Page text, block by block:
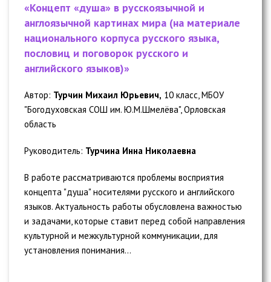
«Концепт «душа» в русскоязычной и
англоязычной картинах мира (на материале
национального корпуса русского языка,
пословиц и поговорок русского и
английского языков)»
Автор: Турчин Михаил Юрьевич, 10 класс, МБОУ
"Богодуховская СОШ им. Ю.М.Шмелёва", Орловская
область
Руководитель: Турчина Инна Николаевна
В работе рассматриваются проблемы восприятия
концепта "душа" носителями русского и английского
языков. Актуальность работы обусловлена важностью
и задачами, которые ставит перед собой направления
культурной и межкультурной коммуникации, для
установления понимания...